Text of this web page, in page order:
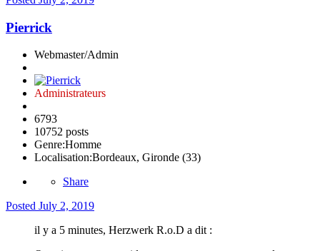
Pierrick
Webmaster/Admin
Administrateurs
6793
10752 posts
Genre:Homme
Localisation:Bordeaux, Gironde (33)
Share
Posted July 2, 2019
il y a 5 minutes, Herzwerk R.o.D a dit :